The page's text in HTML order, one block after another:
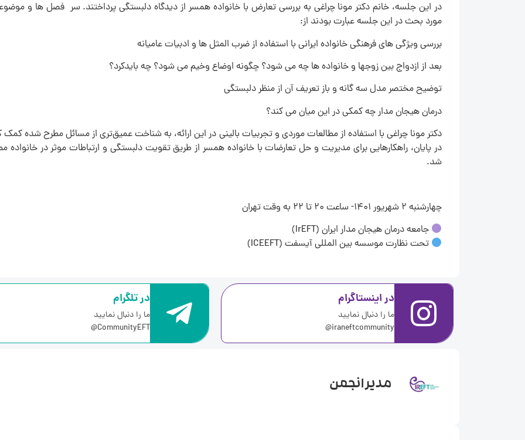
در این جلسه، خانم دکتر مونا چراغی به بررسی تعارض با خانواده همسر از دیدگاه دلبستگی پرداختند. سر فصل ها و
مورد بحث در این جلسه عبارت بودند از:
بررسی ویژگی های فرهنگی خانواده ایرانی با استفاده از ضرب المثل ها و ادبیات عامیانه
بعد از ازدواج بین زوجها و خانواده ها چه می شود؟ چگونه اوضاع وخیم می شود؟ چه بایدکرد؟
توضیح مختصر مدل سه گانه و باز تعریف آن از منظر دلبستگی
درمان هیجان مدار چه کمکی در این میان می کند؟
دکتر مونا چراغی با استفاده از مطالعات موردی و تجربیات بالینی در این ارائه، به شناخت عمیق‌تری از مسائل مطرح شده کمک
در پایان، راهکارهایی برای مدیریت و حل تعارضات با خانواده همسر از طریق تقویت دلبستگی و ارتباطات موثر در خانواده
شد.
چهارشنبه 2 شهریور 1401- ساعت 20 تا 22 به وقت تهران
جامعه درمان هیجان مدار ایران (IrEFT)
تحت نظارت موسسه بین المللی آیسفت (ICEEFT)
در اینستاگرام
ما را دنبال نمایید
iraneftcommunity@
در تلگرام
ما را دنبال نمایید
CommunityEFT@
مدیر انجمن